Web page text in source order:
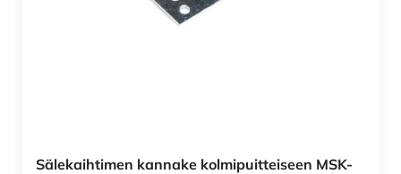
Sälekaihtimen kannake kolmipuitteiseen MSK-